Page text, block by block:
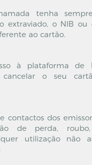
tenha
extraviado, o NIB
ao cartão.
à plataforma de
cancelar o seu
contactos dos
de perda, roubo,
utilização não